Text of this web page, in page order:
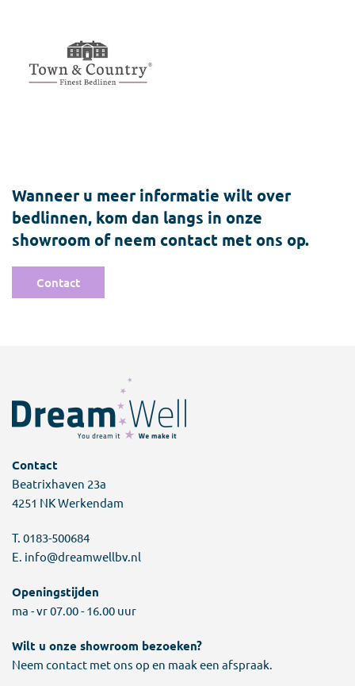
Wanneer u meer informatie wilt over
bedlinnen, kom dan langs in onze
showroom of neem contact met ons op.
Contact
Contact
Beatrixhaven 23a
4251 NK Werkendam
T. 0183-500684
E. info@dreamwellbv.nl
Openingstijden
ma - vr 07.00 - 16.00 uur
Wilt u onze showroom bezoeken?
Neem contact met ons op en maak een afspraak.